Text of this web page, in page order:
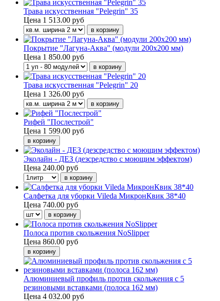
Трава искусственная "Pelegrin" 35
Цена 1 513.00 руб
Покрытие "Лагуна-Аква" (модули 200х200 мм)
Цена 1 850.00 руб
Трава искусственная "Pelegrin" 20
Цена 1 326.00 руб
Рифей "Послестрой"
Цена 1 599.00 руб
Эколайн - ДЕЗ (дезсредство с моющим эффектом)
Цена 240.00 руб
Салфетка для уборки Vileda МикронКвик 38*40
Цена 740.00 руб
Полоса против скольжения NoSlipper
Цена 860.00 руб
Алюминиевый профиль против скольжения с 5
резиновыми вставками (полоса 162 мм)
Цена 4 032.00 руб